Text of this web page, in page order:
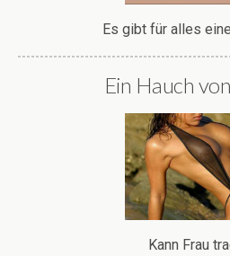
Es gibt für alles
Ein Hauch
Kann Frau